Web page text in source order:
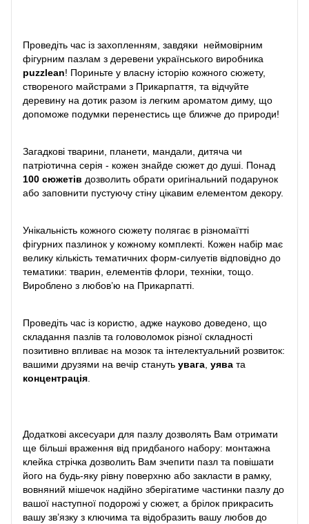
Проведіть час із захопленням, завдяки неймовірним
фігурним пазлам з деревени українського виробника
puzzlean! Пориньте у власну історію кожного сюжету,
створеного майстрами з Прикарпаття, та відчуйте
деревину на дотик разом із легким ароматом диму, що
допоможе подумки перенестись ще ближче до природи!
Загадкові тварини, планети, мандали, дитяча чи
патріотична серія - кожен знайде сюжет до душі. Понад
100 сюжетів дозволить обрати оригінальний подарунок
або заповнити пустуючу стіну цікавим елементом декору.
Унікальність кожного сюжету полягає в різномаїтті
фігурних пазлинок у кожному комплекті. Кожен набір має
велику кількість тематичних форм-силуетів відповідно до
тематики: тварин, елементів флори, техніки, тощо.
Вироблено з любов’ю на Прикарпатті.
Проведіть час із користю, адже науково доведено, що
складання пазлів та головоломок різної складності
позитивно впливає на мозок та інтелектуальний розвиток:
вашими друзями на вечір стануть увага уява та
концентрація
Додаткові аксесуари для пазлу дозволять Вам отримати
ще більші враження від придбаного набору: монтажна
клейка стрічка дозволить Вам зчепити пазл та повішати
його на будь-яку рівну поверхню або закласти в рамку,
вовняний мішечок надійно зберігатиме частинки пазлу до
вашої наступної подорожі у сюжет, а брілок прикрасить
вашу зв’язку з ключима та відобразить вашу любов до